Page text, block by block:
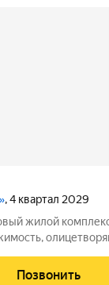
, 4 квартал 2029
жилой
Позвонить